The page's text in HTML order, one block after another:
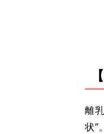
離
状”